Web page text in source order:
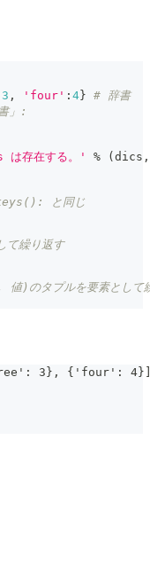
3 , 'four' : 4 } # 辞書
」:
は存在する。' % ( dics ,
と同じ
て繰り返す
)のタプルを要素として
{'four': 4}] に要